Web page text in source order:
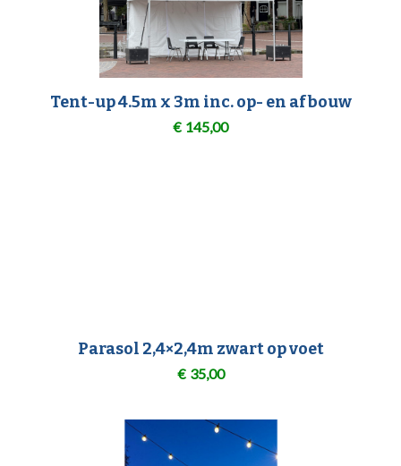
Tent-up 4.5m x 3m inc. op- en afbouw
€ 145,00
Parasol 2,4×2,4m zwart op voet
€ 35,00